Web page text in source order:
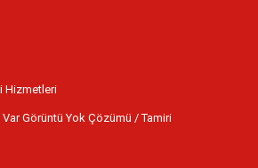
Hizmetleri
Görüntü Yok Çözümü / Tamiri